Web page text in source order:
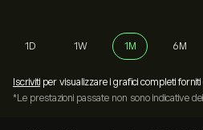
1D 1W 1M 6M
Iscriviti per visualizzare i grafici completi forniti
*Le prestazioni passate non sono indicative